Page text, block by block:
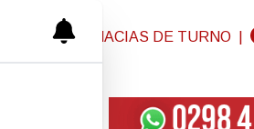
| FARMACIAS DE TURNO